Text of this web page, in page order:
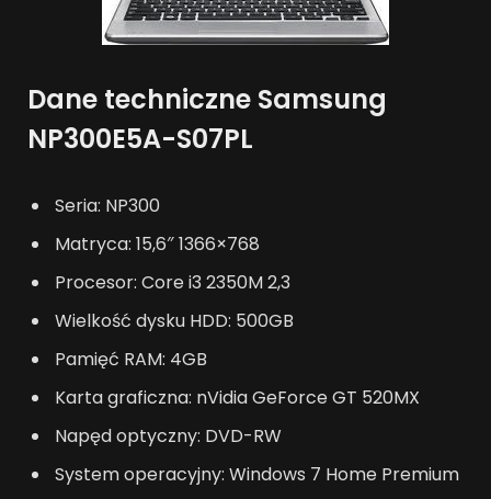
Dane techniczne Samsung
NP300E5A-S07PL
Seria: NP300
Matryca: 15,6″ 1366×768
Procesor: Core i3 2350M 2,3
Wielkość dysku HDD: 500GB
Pamięć RAM: 4GB
Karta graficzna: nVidia GeForce GT 520MX
Napęd optyczny: DVD-RW
System operacyjny: Windows 7 Home Premium